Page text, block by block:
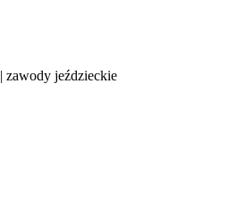
zawody jeździeckie